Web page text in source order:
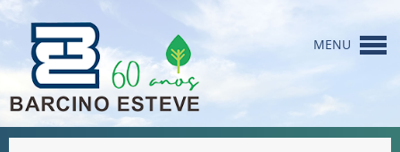
MENU
HOME